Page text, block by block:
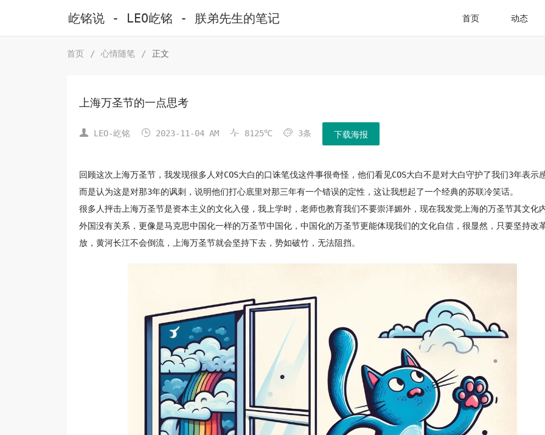
屹铭说 - LEO屹铭 - 朕弟先生的笔记 首页 动态
首页 / 心情随笔 / 正文
上海万圣节的一点思考
 LEO-屹铭  2023-11-04 AM  8125℃  3条 下载海报
回顾这次上海万圣节，我发现很多人对COS大白的口诛笔伐这件事很奇怪，他们看见COS大白不是对大白守护了我们3年表示
而是认为这是对那3年的讽刺，说明他们打心底里对那三年有一个错误的定性，这让我想起了一个经典的苏联冷笑话。
很多人抨击上海万圣节是资本主义的文化入侵，我上学时，老师也教育我们不要崇洋媚外，现在我发觉上海的万圣节其文化
外国没有关系，更像是马克思中国化一样的万圣节中国化，中国化的万圣节更能体现我们的文化自信，很显然，只要坚持改
放，黄河长江不会倒流，上海万圣节就会坚持下去，势如破竹，无法阻挡。